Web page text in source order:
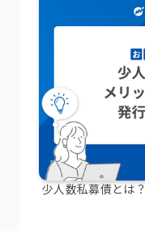
少人数私募債とは